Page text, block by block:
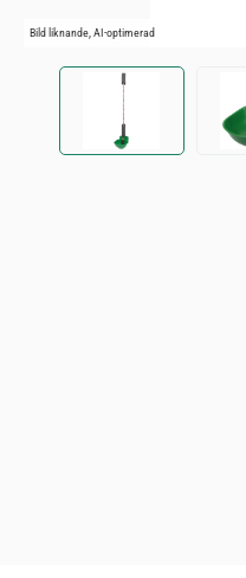
Bild liknande, AI-optimerad